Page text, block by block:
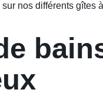
nos différents gîtes